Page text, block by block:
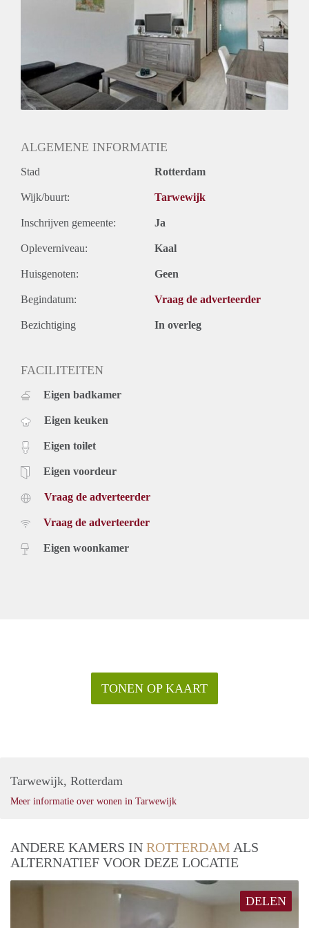
ALGEMENE INFORMATIE
Stad Rotterdam
Wijk/buurt: Tarwewijk
Inschrijven gemeente: Ja
Opleverniveau: Kaal
Huisgenoten: Geen
Begindatum: Vraag de adverteerder
Bezichtiging In overleg
FACILITEITEN
Eigen badkamer
Eigen keuken
Eigen toilet
Eigen voordeur
Vraag de adverteerder
Vraag de adverteerder
Eigen woonkamer
TONEN OP KAART
Tarwewijk, Rotterdam
Meer informatie over wonen in Tarwewijk
ANDERE KAMERS IN ROTTERDAM ALS
ALTERNATIEF VOOR DEZE LOCATIE
DELEN